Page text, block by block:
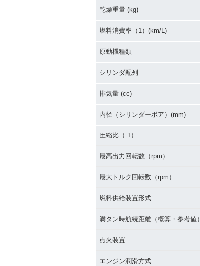
乾燥重量 (kg)
燃料消費率（1）(km/L)
原動機種類
シリンダ配列
排気量 (cc)
内径（シリンダーボア）(mm)
圧縮比（:1）
最高出力回転数（rpm）
最大トルク回転数（rpm）
燃料供給装置形式
満タン時航続距離（概算・参考値）
点火装置
エンジン潤滑方式